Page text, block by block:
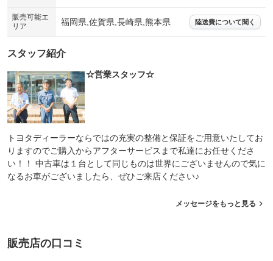
販売可能エ
リア
福岡県,佐賀県,長崎県,熊本県 陸送費について聞く
スタッフ紹介
☆営業スタッフ☆
トヨタディーラーならではの充実の整備と保証をご用意いたしてお
りますのでご購入からアフターサービスまで私達にお任せくださ
い！！ 中古車は１台として同じものは世界にございませんので気に
なるお車がございましたら、ぜひご来店ください♪
メッセージをもっと見る
販売店の口コミ